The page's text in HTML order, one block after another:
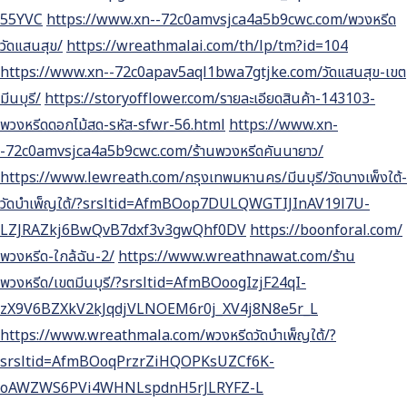
55YVChttps://www.xn--72c0amvsjca4a5b9cwc.com/พวงหรีด
วัดแสนสุข/https://wreathmalai.com/th/lp/tm?id=104
https://www.xn--72c0apav5aql1bwa7gtjke.com/วัดแสนสุข-เขต
มีนบุรี/https://storyofflower.com/รายละเอียดสินค้า-143103-
พวงหรีดดอกไม้สด-รหัส-sfwr-56.htmlhttps://www.xn-
-72c0amvsjca4a5b9cwc.com/ร้านพวงหรีดคันนายาว/
https://www.lewreath.com/กรุงเทพมหานคร/มีนบุรี/วัดบางเพ็งใต้-
วัดบำเพ็ญใต้/?srsltid=AfmBOop7DULQWGTIJInAV19l7U-
LZJRAZkj6BwQvB7dxf3v3gwQhf0DVhttps://boonforal.com/
พวงหรีด-ใกล้ฉัน-2/https://www.wreathnawat.com/ร้าน
พวงหรีด/เขตมีนบุรี/?srsltid=AfmBOoogIzjF24qI-
zX9V6BZXkV2kJqdjVLNOEM6r0j_XV4j8N8e5r_L
https://www.wreathmala.com/พวงหรีดวัดบำเพ็ญใต้/?
srsltid=AfmBOoqPrzrZiHQOPKsUZCf6K-
oAWZWS6PVi4WHNLspdnH5rJLRYFZ-L